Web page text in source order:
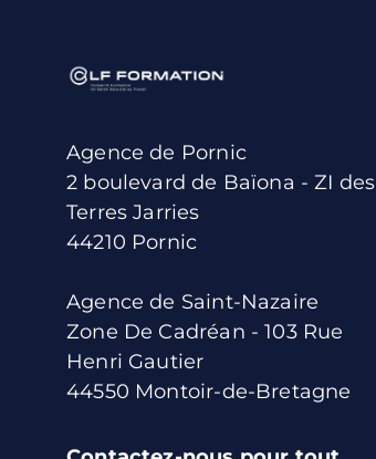
Agence de Pornic
2 boulevard de Baïona - ZI des
Terres Jarries
44210 Pornic
Agence de Saint-Nazaire
Zone De Cadréan - 103 Rue
Henri Gautier
44550 Montoir-de-Bretagne